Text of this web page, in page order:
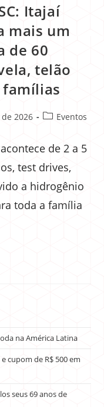
Itajaí
mais um
de 60
telão
famílias
2026 Eventos
de 2 a 5
test drives,
a hidrogênio
toda a família
na América Latina
cupom de R$ 500 em
seus 69 anos de